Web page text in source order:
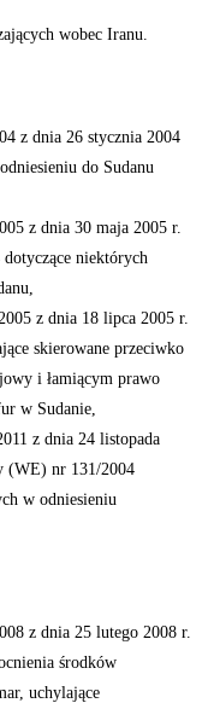
wobec Iranu.
z dnia 26 stycznia 2004
do Sudanu
z dnia 30 maja 2005 r.
niektórych
z dnia 18 lipca 2005 r.
skierowane przeciwko
i łamiącym prawo
w Sudanie,
z dnia 24 listopada
(WE) nr 131/2004
w odniesieniu
z dnia 25 lutego 2008 r.
środków
uchylające